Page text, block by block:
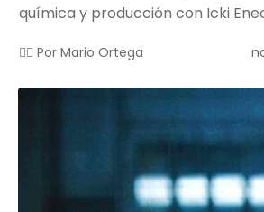
química y producción con Icki
✍🏻 Por Mario Ortega